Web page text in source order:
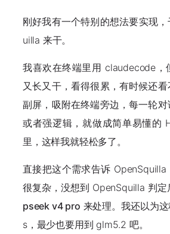
刚好我有一个特别的想法要实现
uilla 来干。
我喜欢在终端里用 claudecode，
又长又干，看得很累，有时候还
副屏，吸附在终端旁边，每一轮
或者强逻辑，就做成简单易懂的
里，这样我就轻松多了。
直接把这个需求告诉
很复杂，没想到 OpenSquilla 判定
pseek v4 pro 来处理。我还以为
s，最少也要用到 glm5.2 吧。